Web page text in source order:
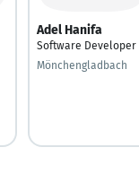
Adel Hanifa
Software Developer
Mönchengladbach